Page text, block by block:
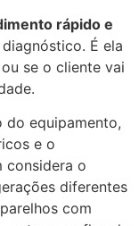
rápido e
É ela
se o cliente vai
do equipamento,
e o
considera o
diferentes
com